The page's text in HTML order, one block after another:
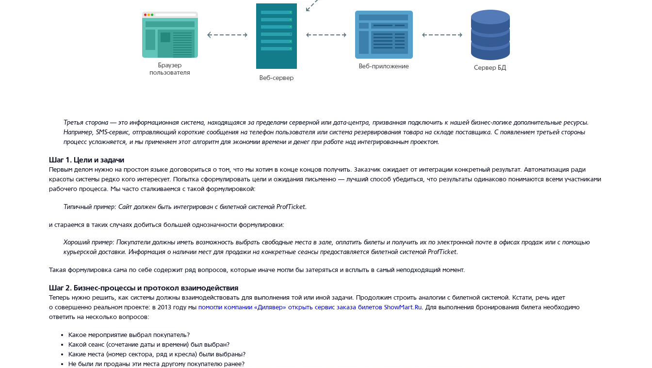
Третья сторона — это информационная система, находящаяся за пределами серверной или дата-центра, призванная подключить к нашей бизнес-логике дополнительные ресурсы.
Например, SMS-сервис, отправляющий короткие сообщения на телефон пользователя или система резервирования товара на складе поставщика. С появлением третьей стороны
процесс усложняется, и мы применяем этот алгоритм для экономии времени и денег при работе над интегрированным проектом.
Шаг 1. Цели и задачи
Первым делом нужно на простом языке договориться о том, что мы хотим в конце концов получить. Заказчик ожидает от интеграции конкретный результат. Автоматизация ради
красоты системы редко кого интересует. Попытка сформулировать цели и ожидания письменно — лучший способ убедиться, что результаты одинаково понимаются всеми участниками
рабочего процесса. Мы часто сталкиваемся с такой формулировкой:
Типичный пример: Сайт должен быть интегрирован с билетной системой ProfTicket.
и стараемся в таких случаях добиться большей однозначности формулировки:
Хороший пример: Покупатели должны иметь возможность выбрать свободные места в зале, оплатить билеты и получить их по электронной почте в офисах продаж или с помощью
курьерской доставки. Информация о наличии мест для продажи на конкретные сеансы предоставляется билетной системой ProfTicket.
Такая формулировка сама по себе содержит ряд вопросов, которые иначе могли бы затеряться и всплыть в самый неподходящий момент.
Шаг 2. Бизнес-процессы и протокол взаимодействия
Теперь нужно решить, как системы должны взаимодействовать для выполнения той или иной задачи. Продолжим строить аналогии с билетной системой. Кстати, речь идет
о совершенно реальном проекте: в 2013 году мы помогли компании «Дилявер» открыть сервис заказа билетов ShowMart.Ru. Для выполнения бронирования билета необходимо
ответить на несколько вопросов:
Какое мероприятие выбрал покупатель?
Какой сеанс (сочетание даты и времени) был выбран?
Какие места (номер сектора, ряд и кресла) были выбраны?
Не были ли проданы эти места другому покупателю ранее?